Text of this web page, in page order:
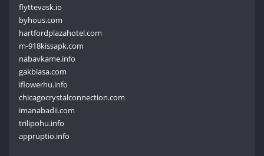
flyttevask.io
byhous.com
hartfordplazahotel.com
m-918kissapk.com
nabavkame.info
gakbiasa.com
iflowerhu.info
chicagocrystalconnection.com
imanabadii.com
trilipohu.info
appruptio.info